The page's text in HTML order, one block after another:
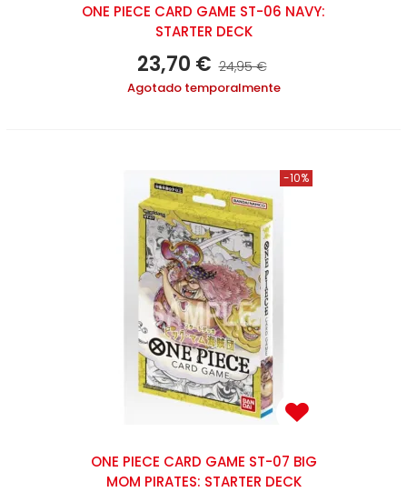
ONE PIECE CARD GAME ST-06 NAVY:
STARTER DECK
23,70 € 24,95 €
Agotado temporalmente
-10%
ONE PIECE CARD GAME ST-07 BIG
MOM PIRATES: STARTER DECK